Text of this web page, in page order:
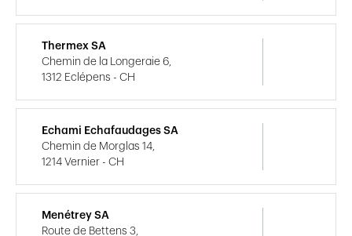
Thermex SA
Chemin de la Longeraie 6,
1312 Eclépens - CH
Echami Echafaudages SA
Chemin de Morglas 14,
1214 Vernier - CH
Menétrey SA
Route de Bettens 3,